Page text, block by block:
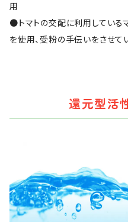
用
●トマトの交配に利用している
を使用、受粉の手伝いをさせて
還元型活